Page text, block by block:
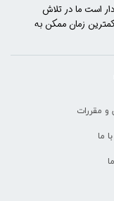
و مقررات
ما
است ما در تلاش
زمان ممکن به